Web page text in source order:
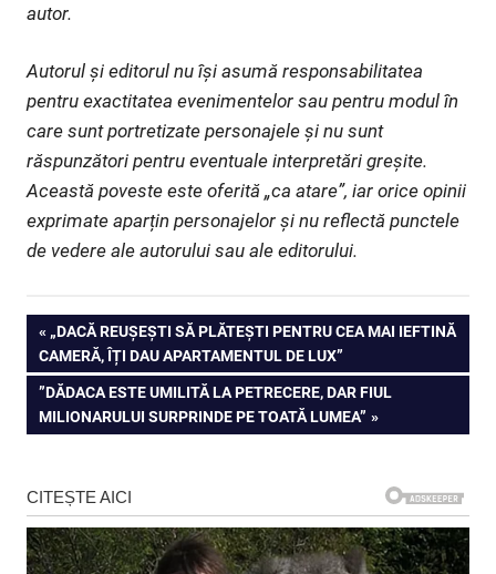
autor.
Autorul și editorul nu își asumă responsabilitatea
pentru exactitatea evenimentelor sau pentru modul în
care sunt portretizate personajele și nu sunt
răspunzători pentru eventuale interpretări greșite.
Această poveste este oferită „ca atare”, iar orice opinii
exprimate aparțin personajelor și nu reflectă punctele
de vedere ale autorului sau ale editorului.
Navigare
în
articole
PREVIOUS
POST:
„DACĂ REUȘEȘTI SĂ PLĂTEȘTI PENTRU CEA MAI IEFTINĂ
CAMERĂ, ÎȚI DAU APARTAMENTUL DE LUX”
NEXT
POST:
”DĂDACA ESTE UMILITĂ LA PETRECERE, DAR FIUL
MILIONARULUI SURPRINDE PE TOATĂ LUMEA”